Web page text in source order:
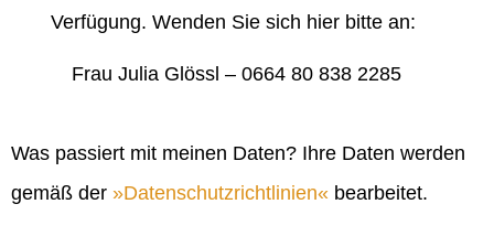
Verfügung. Wenden Sie sich hier bitte an:
Frau Julia Glössl – 0664 80 838 2285
Was passiert mit meinen Daten? Ihre Daten werden
gemäß der
Datenschutzrichtlinien bearbeitet.